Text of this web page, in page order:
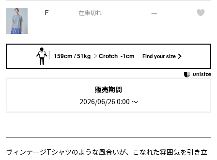
F 在庫切れ —
159cm / 51kg Crotch -1cm Find your size
販売期間
2026/06/26 0:00 〜
ヴィンテージTシャツのような風合いが、こなれた雰囲気を引き立